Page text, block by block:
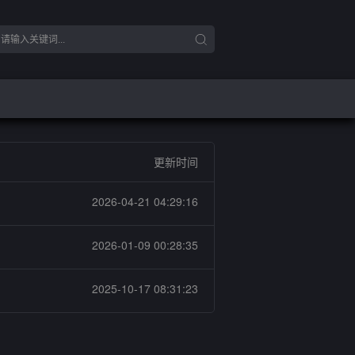
更新时间
2026-04-21 04:29:16
2026-01-09 00:28:35
2025-10-17 08:31:23